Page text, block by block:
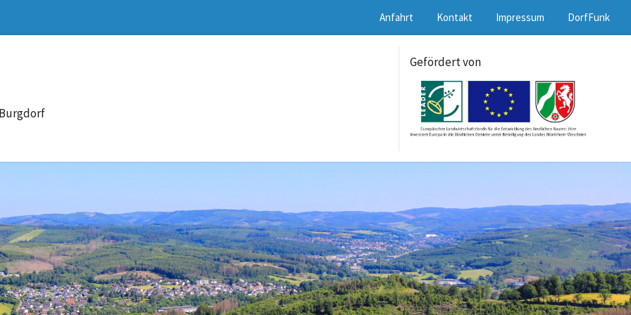
Anfahrt Kontakt Impressum DorfFunk
Gefördert von